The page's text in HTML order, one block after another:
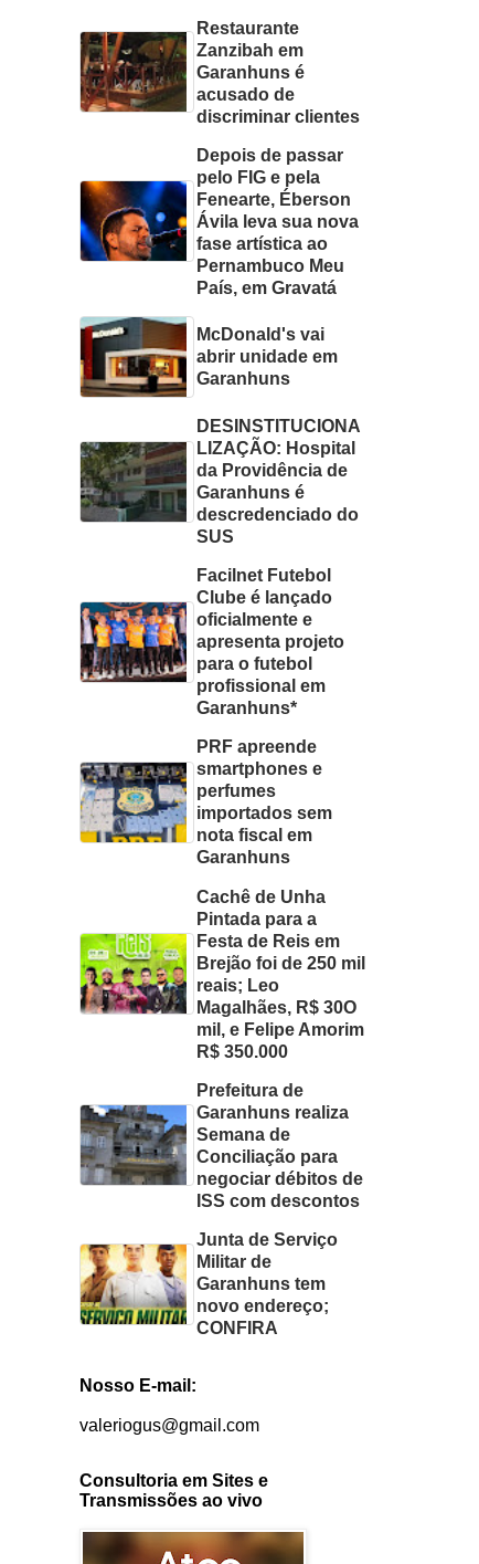
Restaurante
Zanzibah em
Garanhuns é
acusado de
discriminar clientes
Depois de passar
pelo FIG e pela
Fenearte, Éberson
Ávila leva sua nova
fase artística ao
Pernambuco Meu
País, em Gravatá
McDonald's vai
abrir unidade em
Garanhuns
DESINSTITUCIONA
LIZAÇÃO: Hospital
da Providência de
Garanhuns é
descredenciado do
SUS
Facilnet Futebol
Clube é lançado
oficialmente e
apresenta projeto
para o futebol
profissional em
Garanhuns*
PRF apreende
smartphones e
perfumes
importados sem
nota fiscal em
Garanhuns
Cachê de Unha
Pintada para a
Festa de Reis em
Brejão foi de 250 mil
reais; Leo
Magalhães, R$ 30O
mil, e Felipe Amorim
R$ 350.000
Prefeitura de
Garanhuns realiza
Semana de
Conciliação para
negociar débitos de
ISS com descontos
Junta de Serviço
Militar de
Garanhuns tem
novo endereço;
CONFIRA
Nosso E-mail:
valeriogus@gmail.com
Consultoria em Sites e
Transmissões ao vivo